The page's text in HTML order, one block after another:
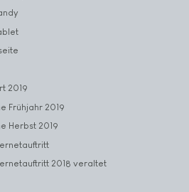
2019
Frühjahr 2019
Herbst 2019
2018 veraltet